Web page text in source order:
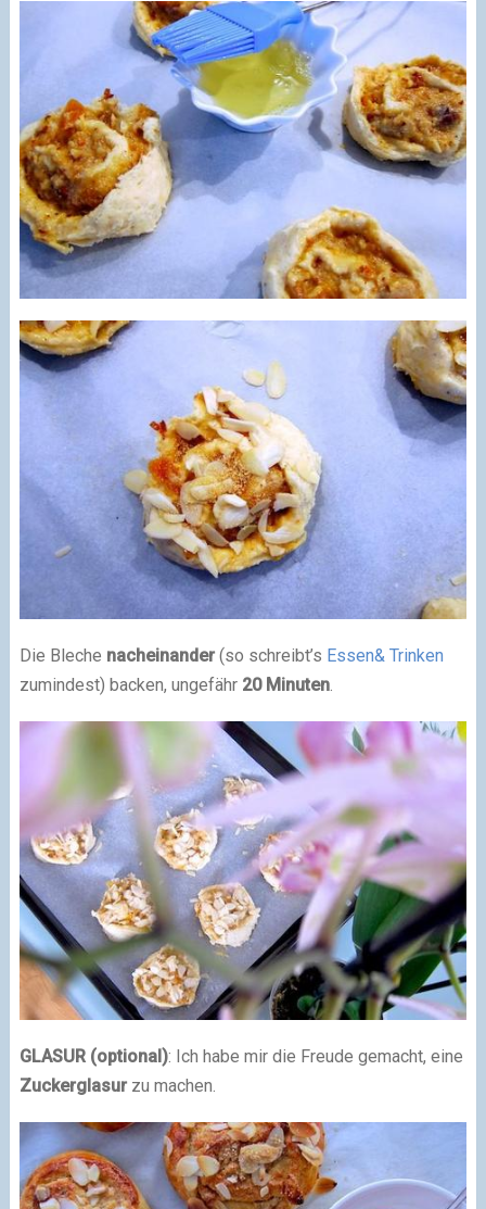
Die Bleche nacheinander(so schreibt’s Essen& Trinken
zumindest) backen, ungefähr 20 Minuten.
GLASUR (optional): Ich habe mir die Freude gemacht, eine
Zuckerglasurzu machen.